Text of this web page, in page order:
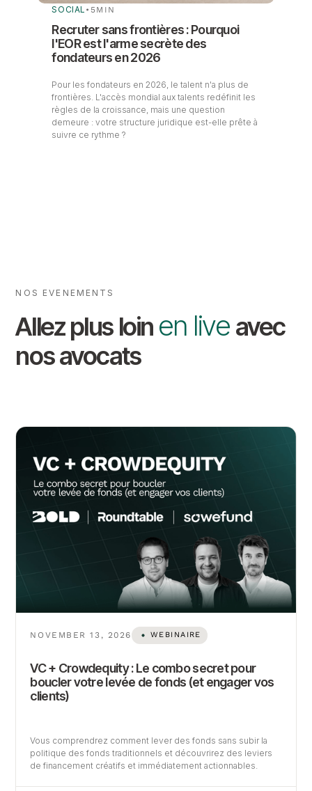
SOCIAL • 5MIN
Recruter sans frontières : Pourquoi
l'EOR est l'arme secrète des
fondateurs en 2026
Pour les fondateurs en 2026, le talent n'a plus de
frontières. L'accès mondial aux talents redéfinit les
règles de la croissance, mais une question
demeure : votre structure juridique est-elle prête à
suivre ce rythme ?
NOS EVENEMENTS
Allez plus loin en live avec
nos avocats
NOVEMBER 13, 2026 WEBINAIRE
VC + Crowdequity : Le combo secret pour
boucler votre levée de fonds (et engager vos
clients)
Vous comprendrez comment lever des fonds sans subir la
politique des fonds traditionnels et découvrirez des leviers
de financement créatifs et immédiatement actionnables.